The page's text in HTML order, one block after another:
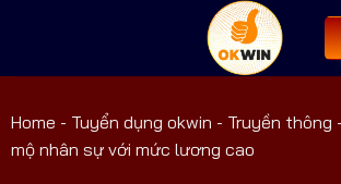
Home - Tuyển dụng okwin - Truyền thông
mộ nhân sự với mức lương cao